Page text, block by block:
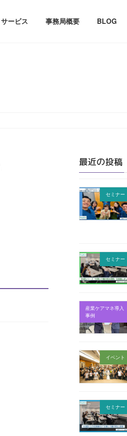
サービス 事務局概要 BLOG
最近の投稿
セミナー
セミナー
産業ケアマネ導入
事例
イベント
セミナー